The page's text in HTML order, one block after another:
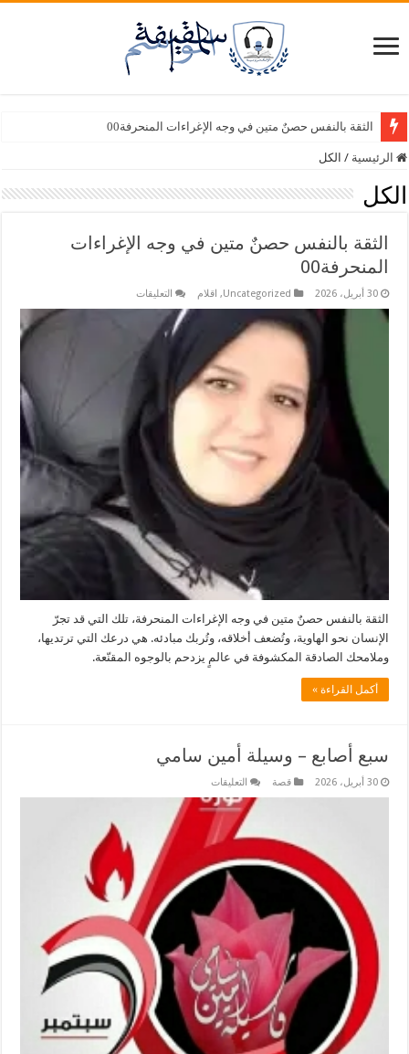
الثقة بالنفس حصنٌ متين في وجه الإغراءات المنحرفة00
سبع أصابع – وسيلة أمين سامي
الرئيسية / الكل
الكل
الثقة بالنفس حصنٌ متين في وجه الإغراءات
المنحرفة00
30 أبريل، 2026 Uncategorized
, اقلام التعليقات
الثقة بالنفس حصنٌ متين في وجه الإغراءات المنحرفة، تلك التي قد تجرّ
الإنسان نحو الهاوية، وتُضعف أخلاقه، وتُربك مبادئه. هي درعك التي ترتديها،
وملامحك الصادقة المكشوفة في عالمٍ يزدحم بالوجوه المقنّعة.
أكمل القراءة »
سبع أصابع – وسيلة أمين سامي
30 أبريل، 2026 قصة التعليقات
أصابع
–
وسيلة
أمين
مغلقة